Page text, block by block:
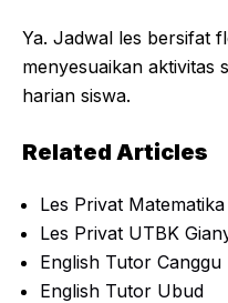
Ya. Jadwal les bersifat
menyesuaikan aktivitas
harian siswa.
Related Articles
Les Privat
Les Privat UTBK
English Tutor Canggu
English Tutor Ubud